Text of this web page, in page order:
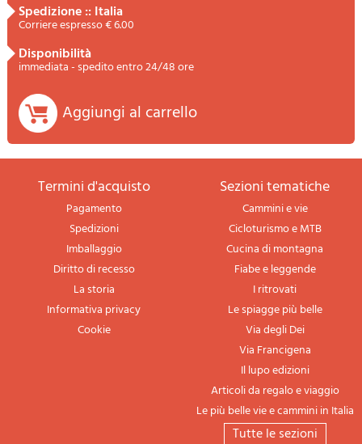
spedizione :: Italia
Corriere espresso € 6.00
disponibilità
immediata - spedito entro 24/48 ore
Aggiungi al carrello
termini d'acquisto
Pagamento
Spedizioni
Imballaggio
Diritto di recesso
La storia
Informativa privacy
Cookie
sezioni tematiche
Cammini e vie
Cicloturismo e MTB
Cucina di montagna
Fiabe e leggende
I ritrovati
Le spiagge più belle
Via degli Dei
Via Francigena
Il lupo edizioni
Articoli da regalo e viaggio
Le più belle vie e cammini in Italia
tutte le sezioni